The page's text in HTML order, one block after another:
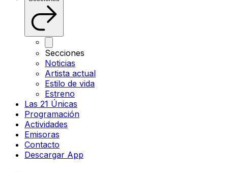
Secciones
Noticias
Artista actual
Estilo de vida
Estreno
Las 21 Únicas
Programación
Actividades
Emisoras
Contacto
Descargar App